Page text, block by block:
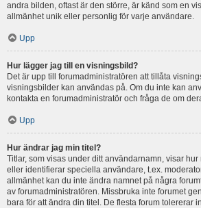
andra bilden, oftast är den större, är känd som en
allmänhet unik eller personlig för varje användare.
Upp
Hur lägger jag till en visningsbild?
Det är upp till forumadministratören att tillåta
visningsbilder kan användas på. Om du inte kan
kontakta en forumadministratör och fråga de om
Upp
Hur ändrar jag min titel?
Titlar, som visas under ditt användarnamn, visar
eller identifierar speciella användare, t.ex.
allmänhet kan du inte ändra namnet på några
av forumadministratören. Missbruka inte forumet
bara för att ändra din titel. De flesta forum tolererar